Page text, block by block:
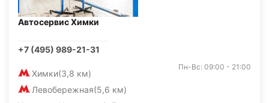
Автосервис Химки
+7 (495) 989-21-31
Химки(3,8 км)
Левобережная(5,6 км)
Пн-Вс: 09:00 - 21:00